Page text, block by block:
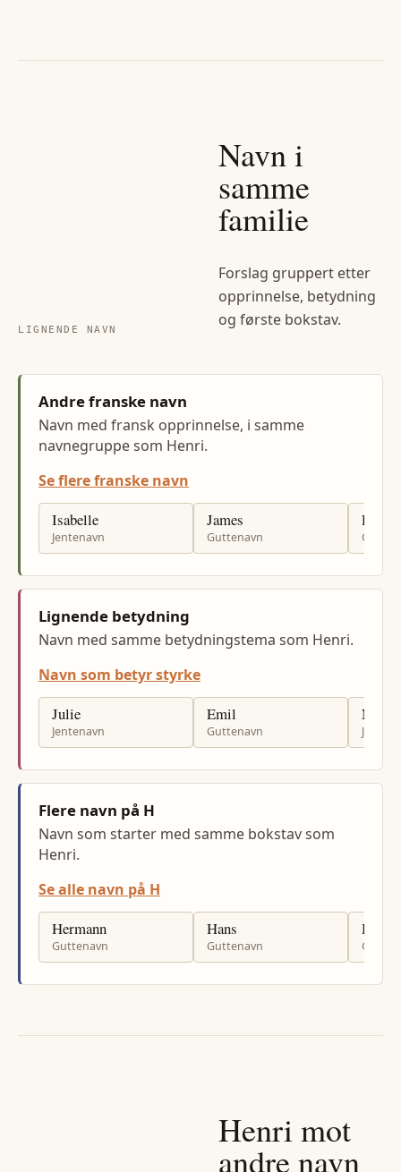
LIGNENDE NAVN
Navn i
samme
familie
Forslag gruppert etter
opprinnelse, betydning
og første bokstav.
Andre franske navn
Navn med fransk opprinnelse, i samme
navnegruppe som Henri.
Se flere franske navn
Isabelle
Jentenavn
James
Guttenavn
Rene
Lignende betydning
Navn med samme betydningstema som Henri.
Navn som betyr styrke
Julie
Jentenavn
Emil
Guttenavn
Nora
Flere navn på H
Navn som starter med samme bokstav som
Henri.
Se alle navn på H
Hermann
Guttenavn
Hans
Guttenavn
Haris
Henri mot
andre navn